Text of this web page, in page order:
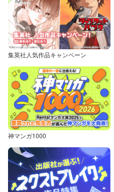
集英社人気作品キャンペーン
神マンガ1000